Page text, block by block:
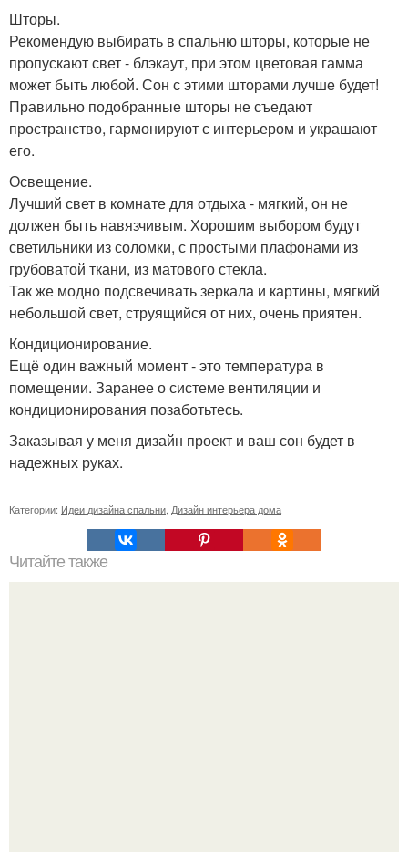
Шторы.
Рекомендую выбирать в спальню шторы, которые не
пропускают свет - блэкаут, при этом цветовая гамма
может быть любой. Сон с этими шторами лучше будет!
Правильно подобранные шторы не съедают
пространство, гармонируют с интерьером и украшают
его.
Освещение.
Лучший свет в комнате для отдыха - мягкий, он не
должен быть навязчивым. Хорошим выбором будут
светильники из соломки, с простыми плафонами из
грубоватой ткани, из матового стекла.
Так же модно подсвечивать зеркала и картины, мягкий
небольшой свет, струящийся от них, очень приятен.
Кондиционирование.
Ещё один важный момент - это температура в
помещении. Заранее о системе вентиляции и
кондиционирования позаботьтесь.
Заказывая у меня дизайн проект и ваш сон будет в
надежных руках.
Категории: Идеи дизайна спальни Дизайн интерьера дома
Читайте также